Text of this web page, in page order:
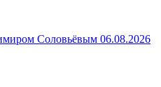
Соловьёвым 06.08.2026